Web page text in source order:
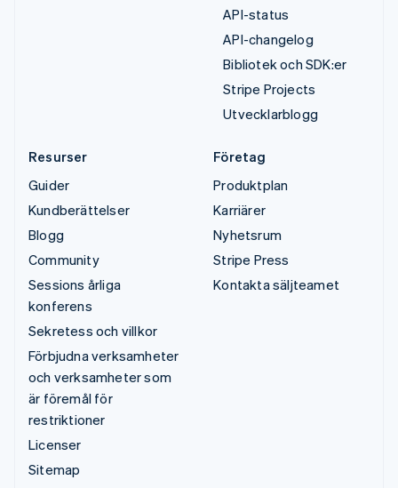
API-status
API-changelog
Bibliotek och SDK:er
Stripe Projects
Utvecklarblogg
Resurser
Guider
Kundberättelser
Blogg
Community
Sessions årliga
konferens
Sekretess och villkor
Förbjudna verksamheter
och verksamheter som
är föremål för
restriktioner
Licenser
Sitemap
Företag
Produktplan
Karriärer
Nyhetsrum
Stripe Press
Kontakta säljteamet